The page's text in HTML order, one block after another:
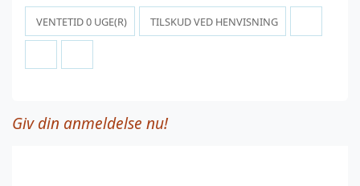
VENTETID0 UGE(R) TILSKUD VED HENVISNING
Giv din anmeldelse nu!